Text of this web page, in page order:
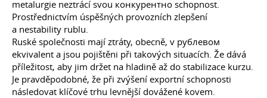
metalurgie neztrácí svou конкурентно schopnost.
Prostřednictvím úspěšných provozních zlepšení
a nestability rublu.
Ruské společnosti mají ztráty, obecně, v рублевом
ekvivalent a jsou pojištěni při takových situacích. Že dává
příležitost, aby jim držet na hladině až do stabilizace kurzu.
Je pravděpodobné, že při zvýšení exportní schopnosti
následovat klíčové trhu levnější dovážené kovem.